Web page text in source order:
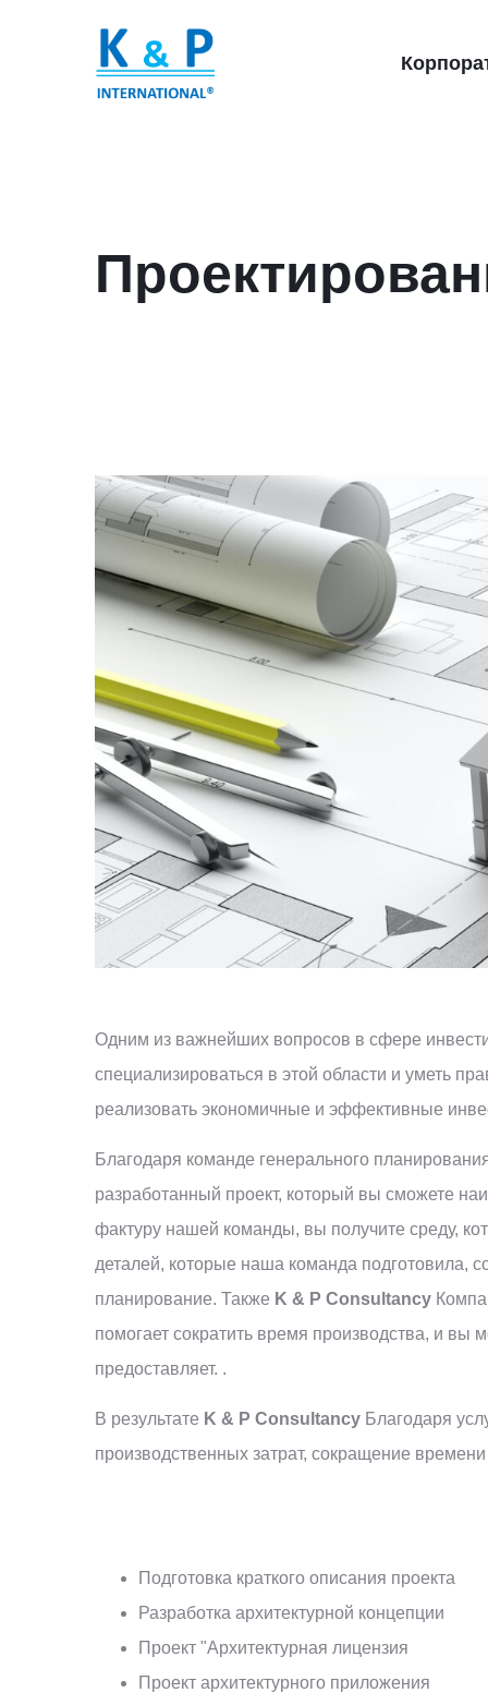
Одним из важнейших вопросов в сфере
специализироваться в этой области и уметь
реализовать экономичные и эффективные
Благодаря команде генерального
разработанный проект, который вы сможете
фактуру нашей команды, вы получите среду,
деталей, которые наша команда подготовила,
планирование. Также K & P Consultancy
помогает сократить время производства, и вы
предоставляет. .
В результате K & P Consultancy Благодаря
производственных затрат, сокращение
Подготовка краткого описания проекта
Разработка архитектурной концепции
Проект "Архитектурная лицензия
Проект архитектурного приложения